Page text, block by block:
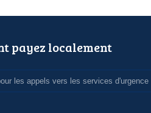
payez localement
les appels vers les services d'urgence